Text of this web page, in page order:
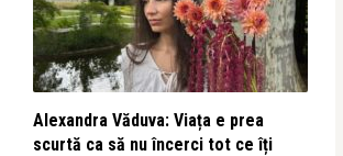
Alexandra Văduva: Viața e prea
scurtă ca să nu încerci tot ce îți